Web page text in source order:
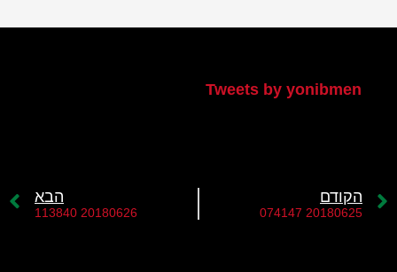
Tweets by yonibmen
הקודם
20180625 074147
הבא
20180626 113840